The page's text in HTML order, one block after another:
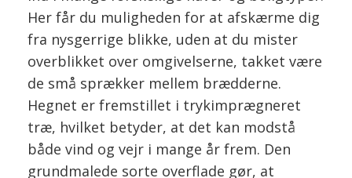
Her får du muligheden for at afskærme dig
fra nysgerrige blikke, uden at du mister
overblikket over omgivelserne, takket være
de små sprækker mellem brædderne.
Hegnet er fremstillet i trykimprægneret
træ, hvilket betyder, at det kan modstå
både vind og vejr i mange år frem. Den
grundmalede sorte overflade gør, at